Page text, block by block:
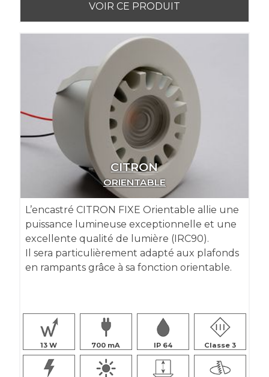
VOIR CE PRODUIT
CITRON
ORIENTABLE
L’encastré CITRON FIXE Orientable allie une
puissance lumineuse exceptionnelle et une
excellente qualité de lumière (IRC90).
Il sera particulièrement adapté aux plafonds
en rampants grâce à sa fonction orientable.
13 700 IP 64 Classe 3